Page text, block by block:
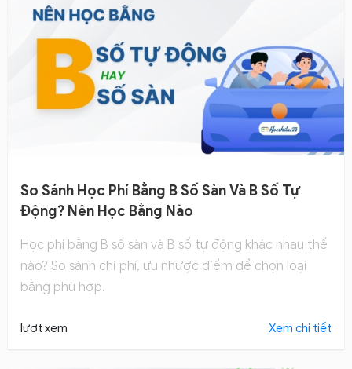
So Sánh Học Phí Bằng B Số Sàn Và B Số Tự
Động? Nên Học Bằng Nào
Học phí bằng B số sàn và B số tự động khác nhau thế
nào? So sánh chi phí, ưu nhược điểm để chọn loại
bằng phù hợp.
lượt xem Xem chi tiết